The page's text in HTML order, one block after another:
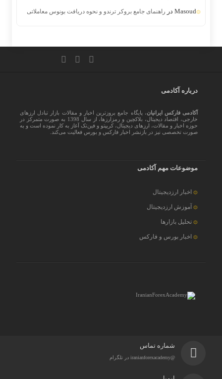
Masoud در راهنمای جامع بروکر ترندو و نحوه دریافت بونوس معاملاتی
درباره آکادمی
آکادمی فارکس ایرانیان، پایگاه جامع بروزترین اخبار و مقالات بازار تبادل ارزهای
خارجی، اقتصاد دیجیتال، بلاکچین و رمزارزها، از سال 1398 به صورت متمرکز در
حوزه اخبار و مقالات، ارزهای‌ دیجیتال، کریپتو و فین‌تک آغاز به کار نموده است و به
صورت تخصصی نیز در بازنشر اخبار فارکس و بورس فعالیت می‌کند.
موضوعات مهم آکادمی
اخبار ارزدیجیتال
آموزش ارزدیجیتال
تحلیل بازارها
اخبار بورس و فارکس
شماره تماس
@iranianforexacademy در تلگرام